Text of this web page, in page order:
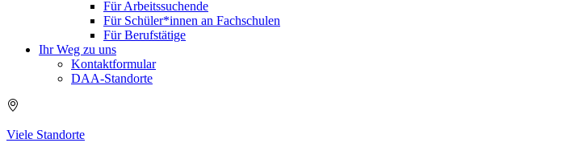
Für Arbeitssuchende
Für Schüler*innen an Fachschulen
Für Berufstätige
Ihr Weg zu uns
Kontaktformular
DAA-Standorte
Viele Standorte